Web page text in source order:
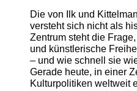
Die von Ilk und
versteht sich nicht als
Zentrum steht die
und künstlerische
– und wie schnell sie
Gerade heute, in einer
Kulturpolitiken weltweit